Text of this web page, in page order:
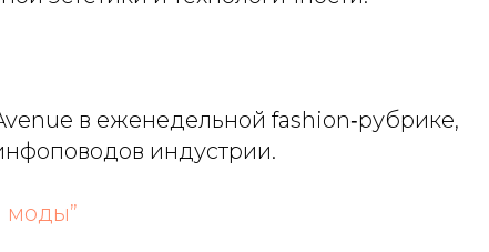
в еженедельной fashion‑рубрике,
индустрии.
моды”